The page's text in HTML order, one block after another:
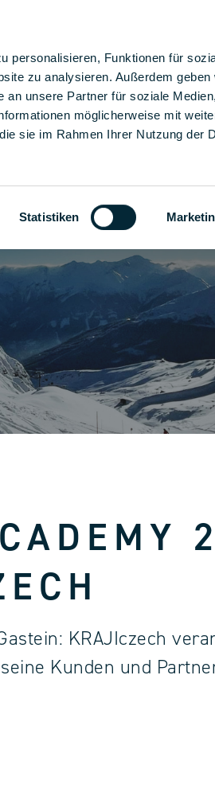
personalisieren, Funktionen für
zu analysieren. Außerdem geben
unsere Partner für soziale
möglicherweise mit
sie im Rahmen Ihrer Nutzung der
Statistiken
KRAJIczech
Kunden und